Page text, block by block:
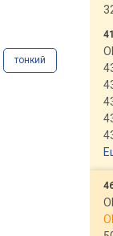
тонкий